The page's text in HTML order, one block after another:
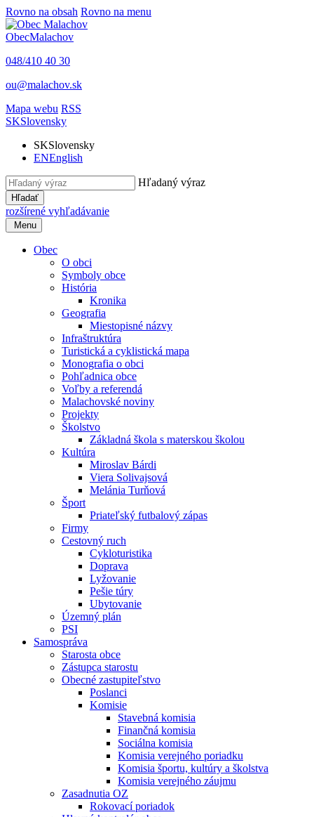
Rovno na obsah Rovno na menu
ObecMalachov
048/410 40 30
ou@malachov.sk
Mapa webu RSS
SKSlovensky
SKSlovensky
ENEnglish
Hľadaný výraz
Hľadať
rozšírené vyhľadávanie
Menu
Obec
O obci
Symboly obce
História
Kronika
Geografia
Miestopisné názvy
Infraštruktúra
Turistická a cyklistická mapa
Monografia o obci
Pohľadnica obce
Voľby a referendá
Malachovské noviny
Projekty
Školstvo
Základná škola s materskou školou
Kultúra
Miroslav Bárdi
Viera Solivajsová
Melánia Turňová
Šport
Priateľský futbalový zápas
Firmy
Cestovný ruch
Cykloturistika
Doprava
Lyžovanie
Pešie túry
Ubytovanie
Územný plán
PSI
Samospráva
Starosta obce
Zástupca starostu
Obecné zastupiteľstvo
Poslanci
Komisie
Stavebná komisia
Finančná komisia
Sociálna komisia
Komisia verejného poriadku
Komisia športu, kultúry a školstva
Komisia verejného záujmu
Zasadnutia OZ
Rokovací poriadok